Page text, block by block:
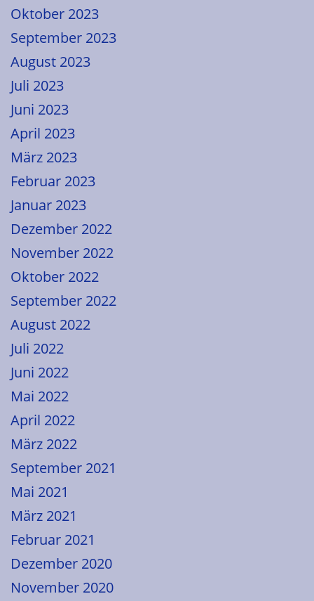
Oktober 2023
September 2023
August 2023
Juli 2023
Juni 2023
April 2023
März 2023
Februar 2023
Januar 2023
Dezember 2022
November 2022
Oktober 2022
September 2022
August 2022
Juli 2022
Juni 2022
Mai 2022
April 2022
März 2022
September 2021
Mai 2021
März 2021
Februar 2021
Dezember 2020
November 2020